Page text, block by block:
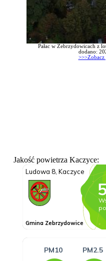
Pałac w Zebrzydowicach z
dodano:
>>>Zobacz
Jakość powietrza Kaczyce: